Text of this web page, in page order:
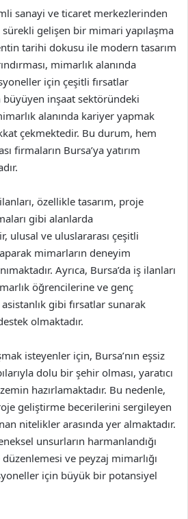
sanayi ve ticaret merkezlerinden
sürekli gelişen bir mimari yapılaşma
tarihi dokusu ile modern tasarım
mimarlık alanında
için çeşitli fırsatlar
büyüyen inşaat sektöründeki
alanında kariyer yapmak
çekmektedir. Bu durum, hem
firmaların Bursa’ya yatırım
özellikle tasarım, proje
gibi alanlarda
ulusal ve uluslararası çeşitli
mimarların deneyim
Ayrıca, Bursa’da iş ilanları
öğrencilerine ve genç
gibi fırsatlar sunarak
olmaktadır.
isteyenler için, Bursa’nın eşsiz
dolu bir şehir olması, yaratıcı
hazırlamaktadır. Bu nedenle,
geliştirme becerilerini sergileyen
nitelikler arasında yer almaktadır.
unsurların harmanlandığı
ve peyzaj mimarlığı
için büyük bir potansiyel